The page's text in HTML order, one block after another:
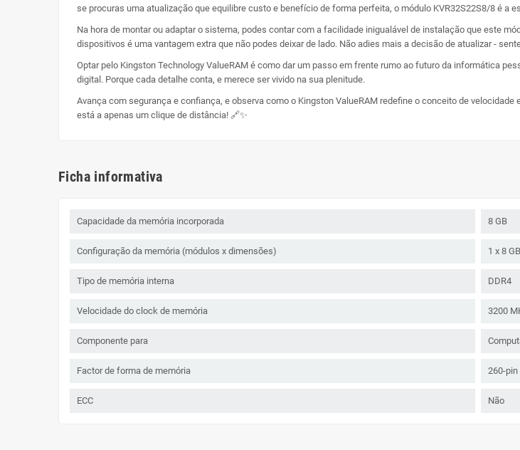
se procuras uma atualização que equilibre custo e benefício de forma perfeita, o módulo KVR32S22S8/8 é a
Na hora de montar ou adaptar o sistema, podes contar com a facilidade inigualável de instalação que este
dispositivos é uma vantagem extra que não podes deixar de lado. Não adies mais a decisão de atualizar -
Optar pelo Kingston Technology ValueRAM é como dar um passo em frente rumo ao futuro da informática
digital. Porque cada detalhe conta, e merece ser vivido na sua plenitude.
Avança com segurança e confiança, e observa como o Kingston ValueRAM redefine o conceito de
está a apenas um clique de distância! 🔗✨
Ficha informativa
Capacidade da memória incorporada 8 GB
Configuração da memória (módulos x dimensões) 1 x 8 GB
Tipo de memória interna DDR4
Velocidade do clock de memória 3200
Componente para
Factor de forma de memória 260-pin
ECC Não